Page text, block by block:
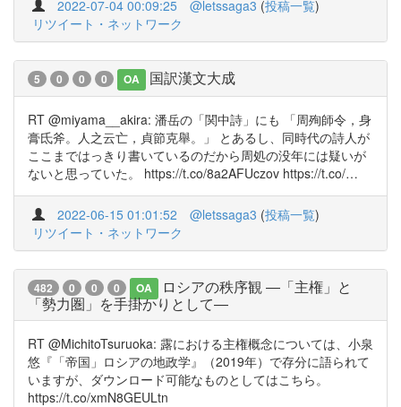
2022-07-04 00:09:25 @letssaga3 (投稿一覧)
リツイート・ネットワーク
5 0 0 0 OA 国訳漢文大成
RT @miyama__akira: 潘岳の「関中詩」にも 「周殉師令，身
膏氐斧。人之云亡，貞節克舉。」 とあるし、同時代の詩人が
ここまではっきり書いているのだから周処の没年には疑いが
ないと思っていた。 https://t.co/8a2AFUczov https://t.co/…
2022-06-15 01:01:52 @letssaga3 (投稿一覧)
リツイート・ネットワーク
482 0 0 0 OA
ロシアの秩序観 ―「主権」と
「勢力圏」を手掛かりとして―
RT @MichitoTsuruoka: 露における主権概念については、小泉
悠『「帝国」ロシアの地政学』（2019年）で存分に語られて
いますが、ダウンロード可能なものとしてはこちら。
https://t.co/xmN8GEULtn